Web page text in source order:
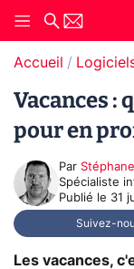
Accueil
Vacances :
pour en
Par
Spécialiste
Publié le 31
Suivez-
Les vacances,